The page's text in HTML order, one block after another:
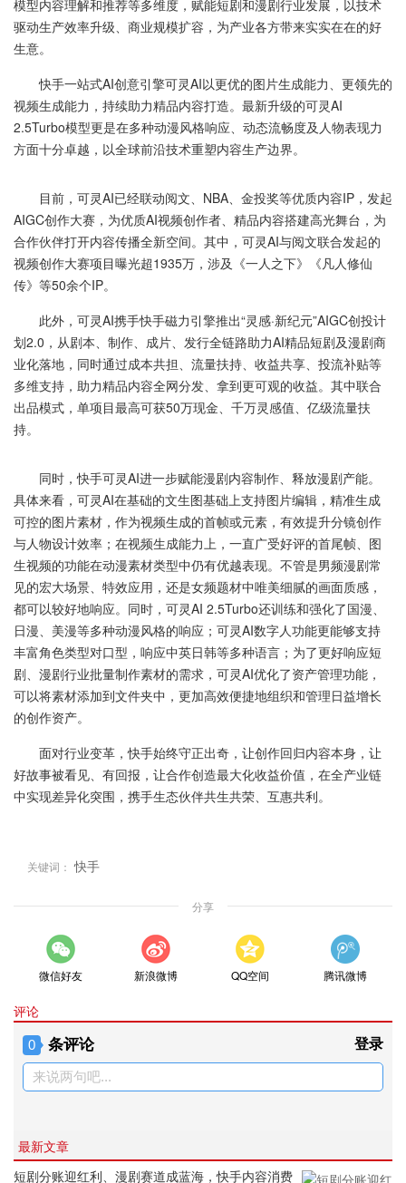
模型内容理解和推荐等多维度，赋能短剧和漫剧行业发展，以技术
驱动生产效率升级、商业规模扩容，为产业各方带来实实在在的好
生意。
快手一站式AI创意引擎可灵AI以更优的图片生成能力、更领先的
视频生成能力，持续助力精品内容打造。最新升级的可灵AI
2.5Turbo模型更是在多种动漫风格响应、动态流畅度及人物表现力
方面十分卓越，以全球前沿技术重塑内容生产边界。
目前，可灵AI已经联动阅文、NBA、金投奖等优质内容IP，发起
AIGC创作大赛，为优质AI视频创作者、精品内容搭建高光舞台，为
合作伙伴打开内容传播全新空间。其中，可灵AI与阅文联合发起的
视频创作大赛项目曝光超1935万，涉及《一人之下》《凡人修仙
传》等50余个IP。
此外，可灵AI携手快手磁力引擎推出“灵感·新纪元”AIGC创投计
划2.0，从剧本、制作、成片、发行全链路助力AI精品短剧及漫剧商
业化落地，同时通过成本共担、流量扶持、收益共享、投流补贴等
多维支持，助力精品内容全网分发、拿到更可观的收益。其中联合
出品模式，单项目最高可获50万现金、千万灵感值、亿级流量扶
持。
同时，快手可灵AI进一步赋能漫剧内容制作、释放漫剧产能。
具体来看，可灵AI在基础的文生图基础上支持图片编辑，精准生成
可控的图片素材，作为视频生成的首帧或元素，有效提升分镜创作
与人物设计效率；在视频生成能力上，一直广受好评的首尾帧、图
生视频的功能在动漫素材类型中仍有优越表现。不管是男频漫剧常
见的宏大场景、特效应用，还是女频题材中唯美细腻的画面质感，
都可以较好地响应。同时，可灵AI 2.5Turbo还训练和强化了国漫、
日漫、美漫等多种动漫风格的响应；可灵AI数字人功能更能够支持
丰富角色类型对口型，响应中英日韩等多种语言；为了更好响应短
剧、漫剧行业批量制作素材的需求，可灵AI优化了资产管理功能，
可以将素材添加到文件夹中，更加高效便捷地组织和管理日益增长
的创作资产。
面对行业变革，快手始终守正出奇，让创作回归内容本身，让
好故事被看见、有回报，让合作创造最大化收益价值，在全产业链
中实现差异化突围，携手生态伙伴共生共荣、互惠共利。
关键词： 快手
分享
微信好友 新浪微博 QQ空间 腾讯微博
评论
0 条评论 登录
来说两句吧...
最新文章
短剧分账迎红利、漫剧赛道成蓝海，快手内容消费